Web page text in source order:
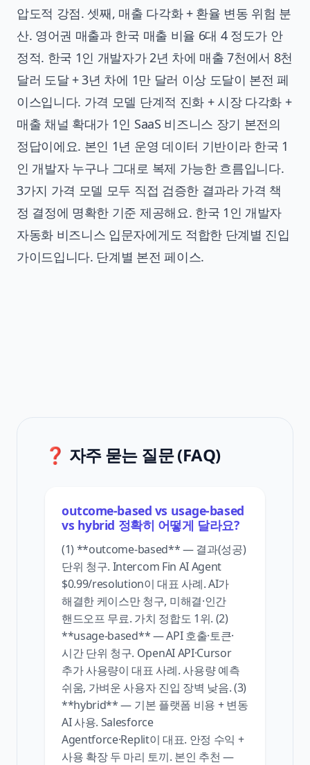
압도적 강점. 셋째, 매출 다각화 + 환율 변동 위험 분
산. 영어권 매출과 한국 매출 비율 6대 4 정도가 안
정적. 한국 1인 개발자가 2년 차에 매출 7천에서 8천
달러 도달 + 3년 차에 1만 달러 이상 도달이 본전 페
이스입니다. 가격 모델 단계적 진화 + 시장 다각화 +
매출 채널 확대가 1인 SaaS 비즈니스 장기 본전의
정답이에요. 본인 1년 운영 데이터 기반이라 한국 1
인 개발자 누구나 그대로 복제 가능한 흐름입니다.
3가지 가격 모델 모두 직접 검증한 결과라 가격 책
정 결정에 명확한 기준 제공해요. 한국 1인 개발자
자동화 비즈니스 입문자에게도 적합한 단계별 진입
가이드입니다. 단계별 본전 페이스.
❓ 자주 묻는 질문 (FAQ)
outcome-based vs usage-based
vs hybrid 정확히 어떻게 달라요?
(1) **outcome-based** — 결과(성공)
단위 청구. Intercom Fin AI Agent
$0.99/resolution이 대표 사례. AI가
해결한 케이스만 청구, 미해결·인간
핸드오프 무료. 가치 정합도 1위. (2)
**usage-based** — API 호출·토큰·
시간 단위 청구. OpenAI API·Cursor
추가 사용량이 대표 사례. 사용량 예측
쉬움, 가벼운 사용자 진입 장벽 낮음. (3)
**hybrid** — 기본 플랫폼 비용 + 변동
AI 사용. Salesforce
Agentforce·Replit이 대표. 안정 수익 +
사용 확장 두 마리 토끼. 본인 추천 —